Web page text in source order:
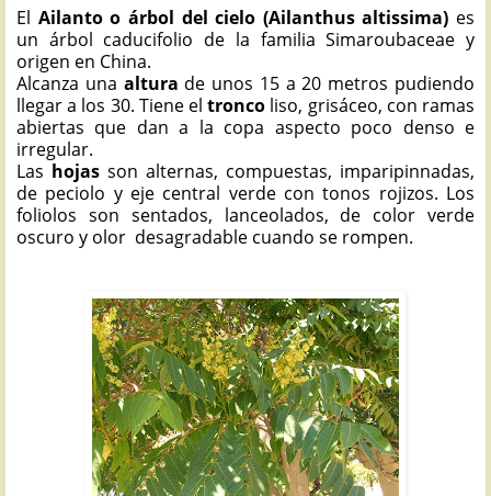
El Ailanto o árbol del cielo (Ailanthus altissima) es
un árbol caducifolio de la familia Simaroubaceae y
origen en China.
Alcanza una altura de unos 15 a 20 metros pudiendo
llegar a los 30. Tiene eltronco liso, grisáceo, con ramas
abiertas que dan a la copa aspecto poco denso e
irregular.
Las hojas son alternas, compuestas, imparipinnadas,
de peciolo y eje central verde con tonos rojizos. Los
foliolos son sentados, lanceolados, de color verde
oscuro y olor desagradable cuando se rompen.